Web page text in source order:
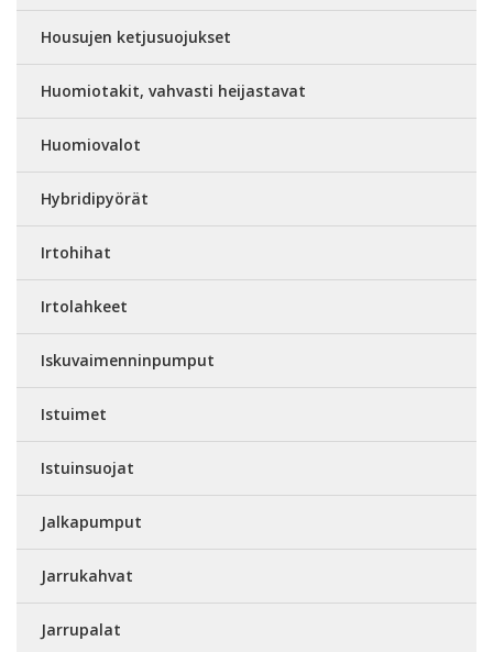
Housujen ketjusuojukset
Huomiotakit, vahvasti heijastavat
Huomiovalot
Hybridipyörät
Irtohihat
Irtolahkeet
Iskuvaimenninpumput
Istuimet
Istuinsuojat
Jalkapumput
Jarrukahvat
Jarrupalat